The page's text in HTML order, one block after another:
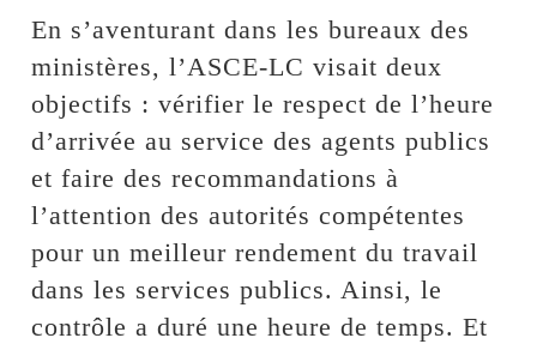
En s’aventurant dans les bureaux des
ministères, l’ASCE-LC visait deux
objectifs : vérifier le respect de l’heure
d’arrivée au service des agents publics
et faire des recommandations à
l’attention des autorités compétentes
pour un meilleur rendement du travail
dans les services publics. Ainsi, le
contrôle a duré une heure de temps. Et